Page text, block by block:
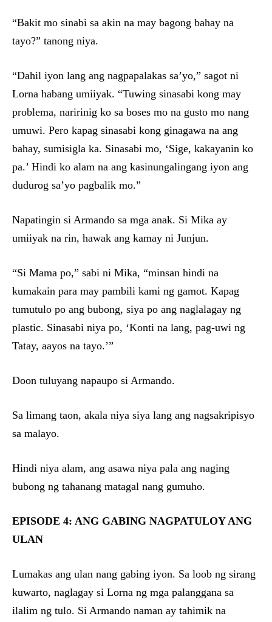
“Bakit mo sinabi sa akin na may bagong bahay na
tayo?” tanong niya.
“Dahil iyon lang ang nagpapalakas sa’yo,” sagot ni
Lorna habang umiiyak. “Tuwing sinasabi kong may
problema, naririnig ko sa boses mo na gusto mo nang
umuwi. Pero kapag sinasabi kong ginagawa na ang
bahay, sumisigla ka. Sinasabi mo, ‘Sige, kakayanin ko
pa.’ Hindi ko alam na ang kasinungalingang iyon ang
dudurog sa’yo pagbalik mo.”
Napatingin si Armando sa mga anak. Si Mika ay
umiiyak na rin, hawak ang kamay ni Junjun.
“Si Mama po,” sabi ni Mika, “minsan hindi na
kumakain para may pambili kami ng gamot. Kapag
tumutulo po ang bubong, siya po ang naglalagay ng
plastic. Sinasabi niya po, ‘Konti na lang, pag-uwi ng
Tatay, aayos na tayo.’”
Doon tuluyang napaupo si Armando.
Sa limang taon, akala niya siya lang ang nagsakripisyo
sa malayo.
Hindi niya alam, ang asawa niya pala ang naging
bubong ng tahanang matagal nang gumuho.
EPISODE 4: ANG GABING NAGPATULOY ANG
ULAN
Lumakas ang ulan nang gabing iyon. Sa loob ng sirang
kuwarto, naglagay si Lorna ng mga palanggana sa
ilalim ng tulo. Si Armando naman ay tahimik na